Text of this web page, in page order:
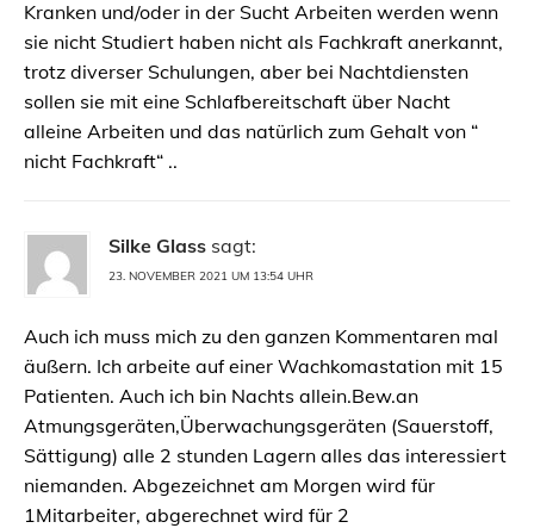
Kranken und/oder in der Sucht Arbeiten werden wenn
sie nicht Studiert haben nicht als Fachkraft anerkannt,
trotz diverser Schulungen, aber bei Nachtdiensten
sollen sie mit eine Schlafbereitschaft über Nacht
alleine Arbeiten und das natürlich zum Gehalt von “
nicht Fachkraft“ ..
Silke Glass sagt:
23. NOVEMBER 2021 UM 13:54 UHR
Auch ich muss mich zu den ganzen Kommentaren mal
äußern. Ich arbeite auf einer Wachkomastation mit 15
Patienten. Auch ich bin Nachts allein.Bew.an
Atmungsgeräten,Überwachungsgeräten (Sauerstoff,
Sättigung) alle 2 stunden Lagern alles das interessiert
niemanden. Abgezeichnet am Morgen wird für
1Mitarbeiter, abgerechnet wird für 2